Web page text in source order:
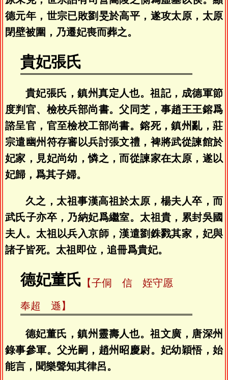
德元年，世宗已敗劉旻於高平，遂攻太原，太原
閉壁被圍，乃遷妃喪而葬之。
貴妃張氏
貴妃張氏，鎮州真定人也。祖記，成德軍節
度判官、檢校兵部尚書。父同芝，事趙王王鎔爲
諮呈官，官至檢校工部尚書。鎔死，鎮州亂，莊
宗遣幽州符存審以兵討張文禮，裨將武從諫館於
妃家，見妃尚幼，憐之，而從諫家在太原，遂以
妃歸，爲其子婦。
久之，太祖事漢高祖於太原，楊夫人卒，而
武氏子亦卒，乃納妃爲繼室。太祖貴，累封吳國
夫人。太祖以兵入京師，漢遣劉銖戮其家，妃與
諸子皆死。太祖即位，追冊爲貴妃。
德妃董氏 【子侗 信 姪守愿
奉超 遜】
德妃董氏，鎮州靈壽人也。祖文廣，唐深州
錄事參軍。父光嗣，趙州昭慶尉。妃幼穎悟，始
能言，聞樂聲知其律呂。